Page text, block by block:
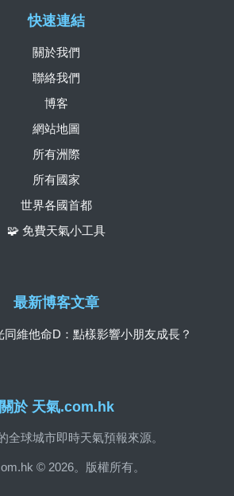
關於 天氣.com.hk
全球城市即時天氣預報來源。
© 2026。版權所有。
快速連結
關於我們
聯絡我們
博客
網站地圖
所有洲際
所有國家
世界各國首都
🧩 免費天氣小工具
最新博客文章
維他命D：點樣影響小朋友成長？